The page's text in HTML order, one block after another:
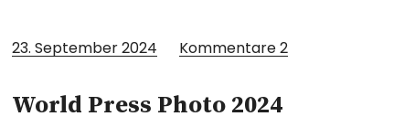
23. September 2024 Kommentare2
World Press Photo 2024